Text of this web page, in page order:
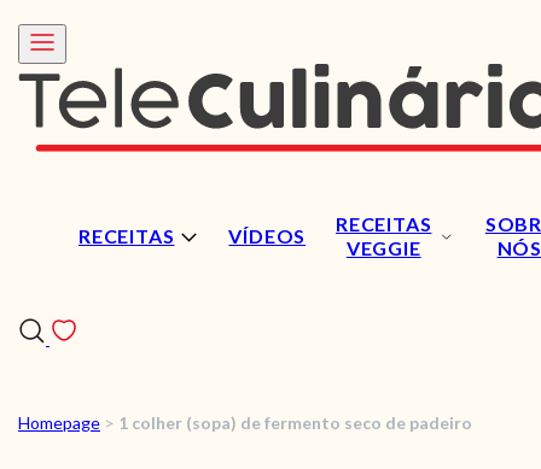
RECEITAS VÍDEOS
RECEITAS
VEGGIE
NÓS
RECEITAS
Homepage > 1 colher (sopa) de fermento seco de padeiro